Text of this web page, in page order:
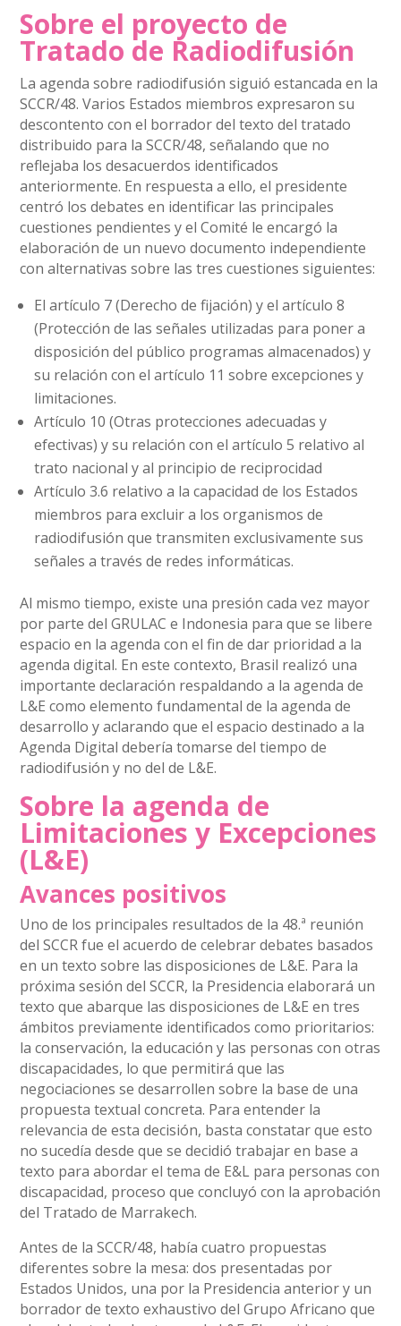
Sobre el proyecto de
Tratado de Radiodifusión
La agenda sobre radiodifusión siguió estancada en la
SCCR/48. Varios Estados miembros expresaron su
descontento con el borrador del texto del tratado
distribuido para la SCCR/48, señalando que no
reflejaba los desacuerdos identificados
anteriormente. En respuesta a ello, el presidente
centró los debates en identificar las principales
cuestiones pendientes y el Comité le encargó la
elaboración de un nuevo documento independiente
con alternativas sobre las tres cuestiones siguientes:
El artículo 7 (Derecho de fijación) y el artículo 8
(Protección de las señales utilizadas para poner a
disposición del público programas almacenados) y
su relación con el artículo 11 sobre excepciones y
limitaciones.
Artículo 10 (Otras protecciones adecuadas y
efectivas) y su relación con el artículo 5 relativo al
trato nacional y al principio de reciprocidad
Artículo 3.6 relativo a la capacidad de los Estados
miembros para excluir a los organismos de
radiodifusión que transmiten exclusivamente sus
señales a través de redes informáticas.
Al mismo tiempo, existe una presión cada vez mayor
por parte del GRULAC e Indonesia para que se libere
espacio en la agenda con el fin de dar prioridad a la
agenda digital. En este contexto, Brasil realizó una
importante declaración respaldando a la agenda de
L&E como elemento fundamental de la agenda de
desarrollo y aclarando que el espacio destinado a la
Agenda Digital debería tomarse del tiempo de
radiodifusión y no del de L&E.
Sobre la agenda de
Limitaciones y Excepciones
(L&E)
Avances positivos
Uno de los principales resultados de la 48.ª reunión
del SCCR fue el acuerdo de celebrar debates basados
en un texto sobre las disposiciones de L&E. Para la
próxima sesión del SCCR, la Presidencia elaborará un
texto que abarque las disposiciones de L&E en tres
ámbitos previamente identificados como prioritarios:
la conservación, la educación y las personas con otras
discapacidades, lo que permitirá que las
negociaciones se desarrollen sobre la base de una
propuesta textual concreta. Para entender la
relevancia de esta decisión, basta constatar que esto
no sucedía desde que se decidió trabajar en base a
texto para abordar el tema de E&L para personas con
discapacidad, proceso que concluyó con la aprobación
del Tratado de Marrakech.
Antes de la SCCR/48, había cuatro propuestas
diferentes sobre la mesa: dos presentadas por
Estados Unidos, una por la Presidencia anterior y un
borrador de texto exhaustivo del Grupo Africano que